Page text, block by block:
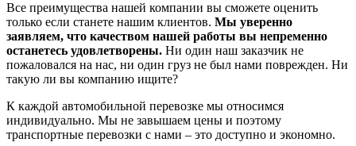
Все преимущества нашей компании вы сможете оценить
только если станете нашим клиентов. Мы уверенно
заявляем, что качеством нашей работы вы непременно
останетесь удовлетворены. Ни один наш заказчик не
пожаловался на нас, ни один груз не был нами поврежден. Ни
такую ли вы компанию ищите?
К каждой автомобильной перевозке мы относимся
индивидуально. Мы не завышаем цены и поэтому
транспортные перевозки с нами – это доступно и экономно.